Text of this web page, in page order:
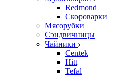
Redmond
Скороварки
Мясорубки
Сэндвичницы
Чайники
Centek
Hitt
Tefal